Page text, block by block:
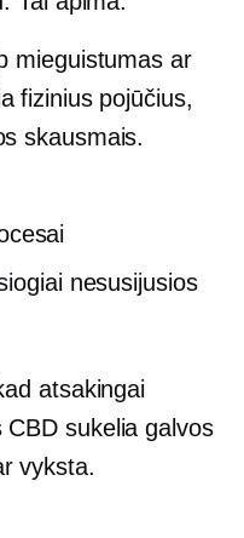
mieguistumas ar
fizinius pojūčius,
skausmais.
nesusijusios
atsakingai
sukelia galvos
vyksta.